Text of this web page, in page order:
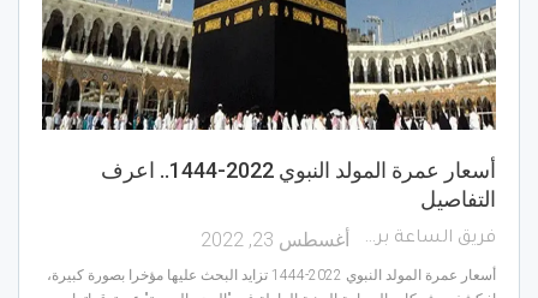
أسعار عمرة المولد النبوي 2022-1444.. اعرف
التفاصيل
فريق الساعة برس أغسطس 23, 2022
أسعار عمرة المولد النبوي 2022-1444 تزايد البحث عليها مؤخرا بصورة كبيرة،